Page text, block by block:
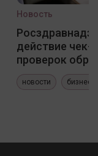
Новость
действие чек-
проверок
новости бизнес